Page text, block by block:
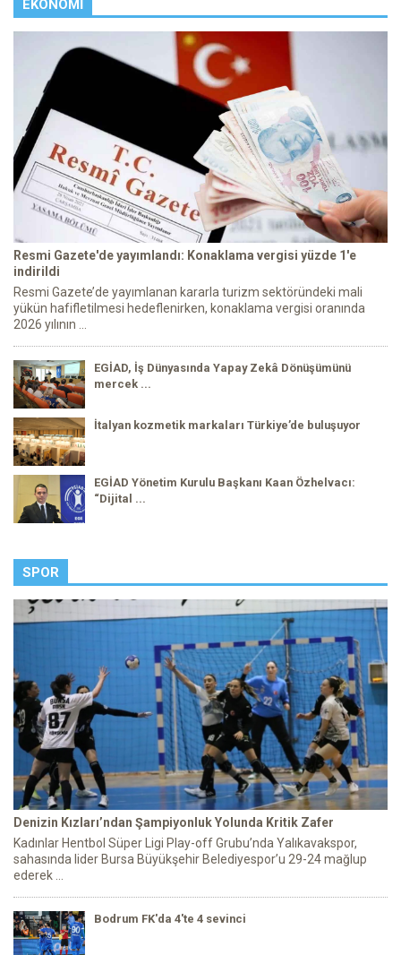
EKONOMI
Resmi Gazete'de yayımlandı: Konaklama vergisi yüzde 1'e
indirildi
Resmi Gazete’de yayımlanan kararla turizm sektöründeki mali
yükün hafifletilmesi hedeflenirken, konaklama vergisi oranında
2026 yılının ...
EGİAD, İş Dünyasında Yapay Zekâ Dönüşümünü
mercek ...
İtalyan kozmetik markaları Türkiye’de buluşuyor
EGİAD Yönetim Kurulu Başkanı Kaan Özhelvacı:
“Dijital ...
SPOR
Denizin Kızları’ndan Şampiyonluk Yolunda Kritik Zafer
Kadınlar Hentbol Süper Ligi Play-off Grubu’nda Yalıkavakspor,
sahasında lider Bursa Büyükşehir Belediyespor’u 29-24 mağlup
ederek ...
Bodrum FK'da 4'te 4 sevinci